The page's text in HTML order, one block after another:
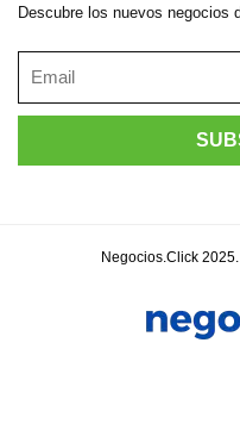
Descubre los nuevos negocios
Negocios.Click